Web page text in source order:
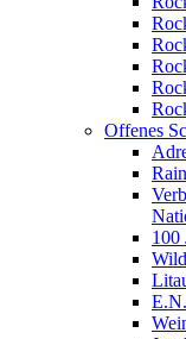
Offenes
100